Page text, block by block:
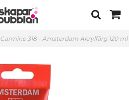
Carmine 318 - Amsterdam Akrylfärg 120 ml